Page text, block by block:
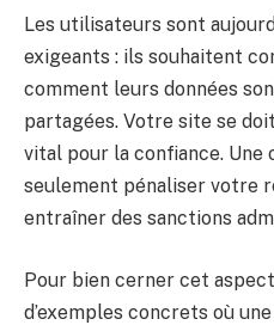
Les utilisateurs sont
exigeants : ils souhaitent
comment leurs données
partagées. Votre site se
vital pour la confiance. Une
seulement pénaliser votre
entraîner des sanctions
Pour bien cerner cet
d’exemples concrets où